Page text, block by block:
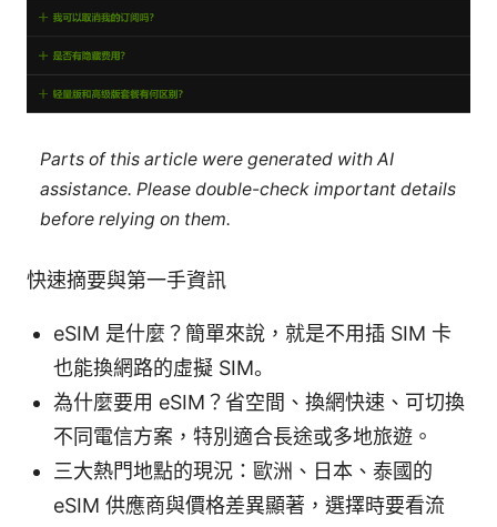
Parts of this article were generated with AI
assistance. Please double-check important details
before relying on them.
快速摘要與第一手資訊
eSIM 是什麼？簡單來說，就是不用插 SIM 卡
也能換網路的虛擬 SIM。
為什麼要用 eSIM？省空間、換網快速、可切換
不同電信方案，特別適合長途或多地旅遊。
三大熱門地點的現況：歐洲、日本、泰國的
eSIM 供應商與價格差異顯著，選擇時要看流